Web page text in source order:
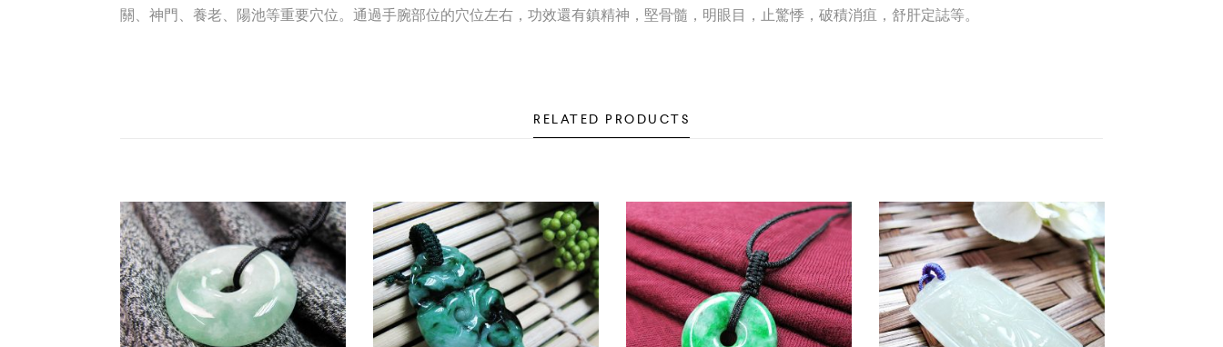
關、神門、養老、陽池等重要穴位。通過手腕部位的穴位左右，功效還有鎮精神，堅骨髓，明眼目，止驚悸，破積消疽，舒肝定誌等。
RELATED PRODUCTS